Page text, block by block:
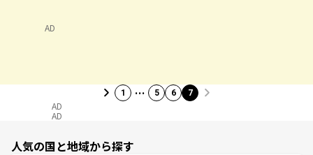
AD
1 … 5 6 7
AD
AD
人気の国と地域から探す